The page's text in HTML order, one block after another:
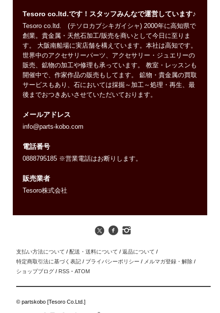
Tesoro co.ltd.です！スタッフみんなで運営しています♪
Tesoro co.ltd. (テソロカブシキガイシャ) 2000年に高知県で
創業。貴金属・天然石加工/販売を商いとして今日に至りま
す。 大阪南船場に実店舗を構えています。本社は高知です。
世界中のアクセサリーパーツ、アクセサリー・ジュエリーの
販売、鉱物の加工や修理も承っています。 教室・レッスンも
開催中で、作家作品の販売もしてます。 鉱物・貴金属の買取
サービスもあり、石においては採掘～加工～処理・再生、最
後までおつきあいさせていただいております。
メールアドレス
info@parts-kobo.com
電話番号
0888795185 ※営業電話はお断りします。
販売業者
Tesoro株式会社
支払い方法について / 配送・送料について / 返品について /
特定商取引法に基づく表記 / プライバシーポリシー / メルマガ登録・解除 /
ショップブログ / RSS ・ATOM
© partskobo [Tesoro Co.Ltd.]